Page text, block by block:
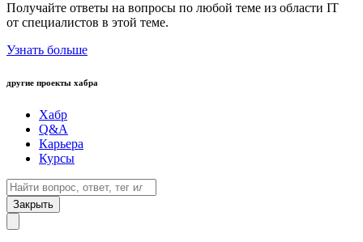
Получайте ответы на вопросы по любой теме из области IT
от специалистов в этой теме.
Узнать больше
другие проекты хабра
Хабр
Q&A
Карьера
Курсы
Закрыть